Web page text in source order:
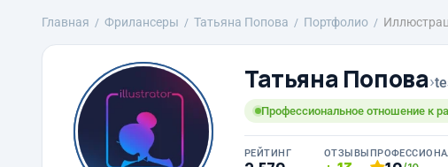
Главная Фрилансеры Татьяна Попова Портфолио
Татьяна Попова›
Профессиональное отношение к
РЕЙТИНГ ОТЗЫВЫ